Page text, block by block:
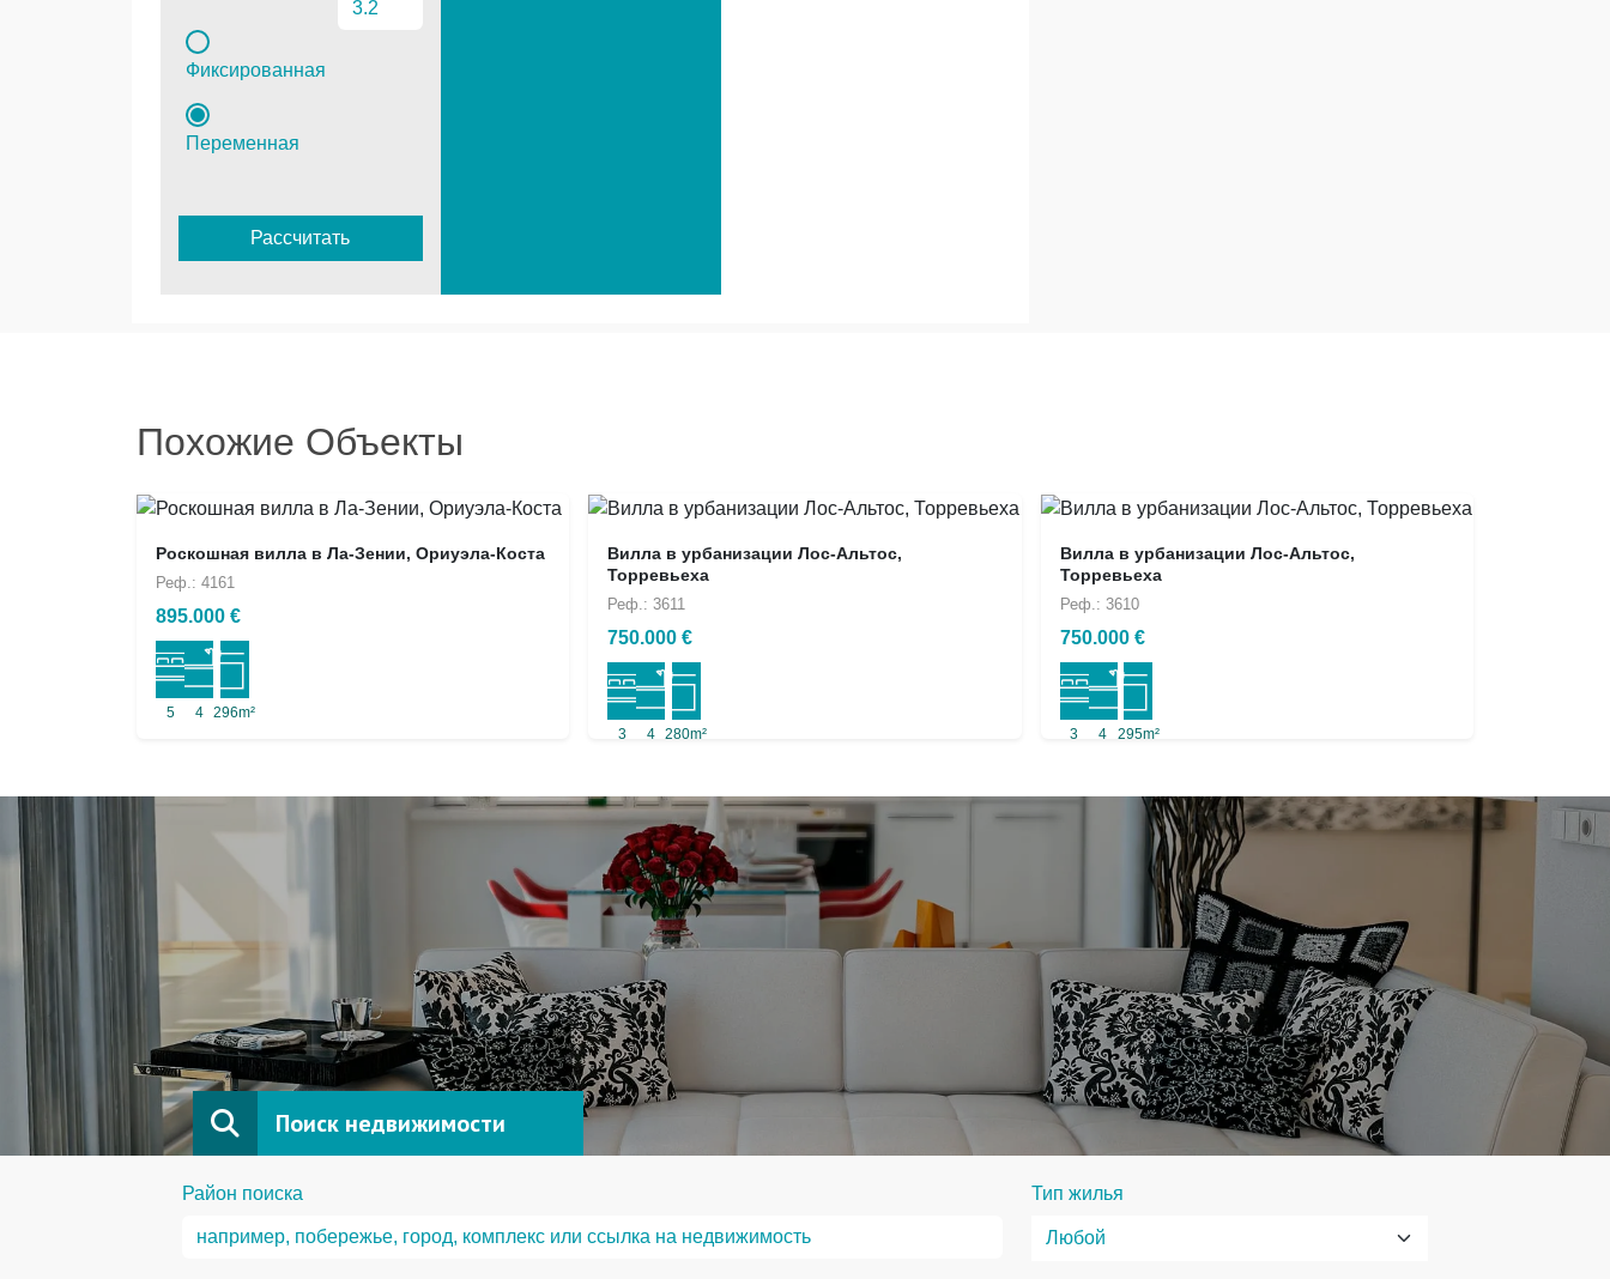
Фиксированная
Переменная
Рассчитать
Похожие Объекты
Роскошная вилла в Ла-Зении, Ориуэла-Коста
Реф.: 4161
895.000 €
5 4 296m²
Вилла в урбанизации Лос-Альтос,
Торревьеха
Реф.: 3611
750.000 €
3 4 280m²
Вилла в урбанизации Лос-Альтос,
Торревьеха
Реф.: 3610
750.000 €
3 4 295m²
Поиск недвижимости
Район поиска Тип жилья